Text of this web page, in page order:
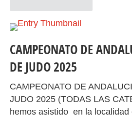
CAMPEONATO DE
DE JUDO 2025
CAMPEONATO DE
JUDO 2025 (TODAS LAS
hemos asistido en la localidad